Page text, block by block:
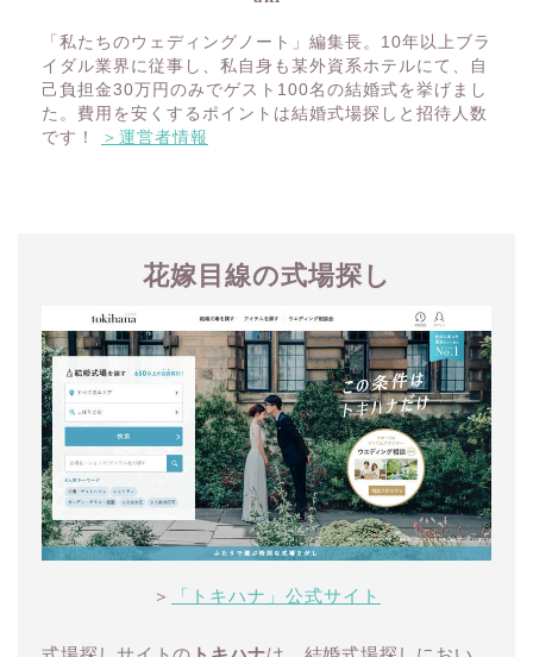
「私たちのウェディングノート」編集長。10年以上ブラ
イダル業界に従事し、私自身も某外資系ホテルにて、自
己負担金30万円のみでゲスト100名の結婚式を挙げまし
た。費用を安くするポイントは結婚式場探しと招待人数
です！
＞運営者情報
花嫁目線の式場探し
＞ 「トキハナ」公式サイト